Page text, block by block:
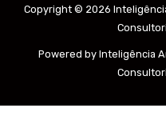
Copyright © 2026
Powered by Inteligência